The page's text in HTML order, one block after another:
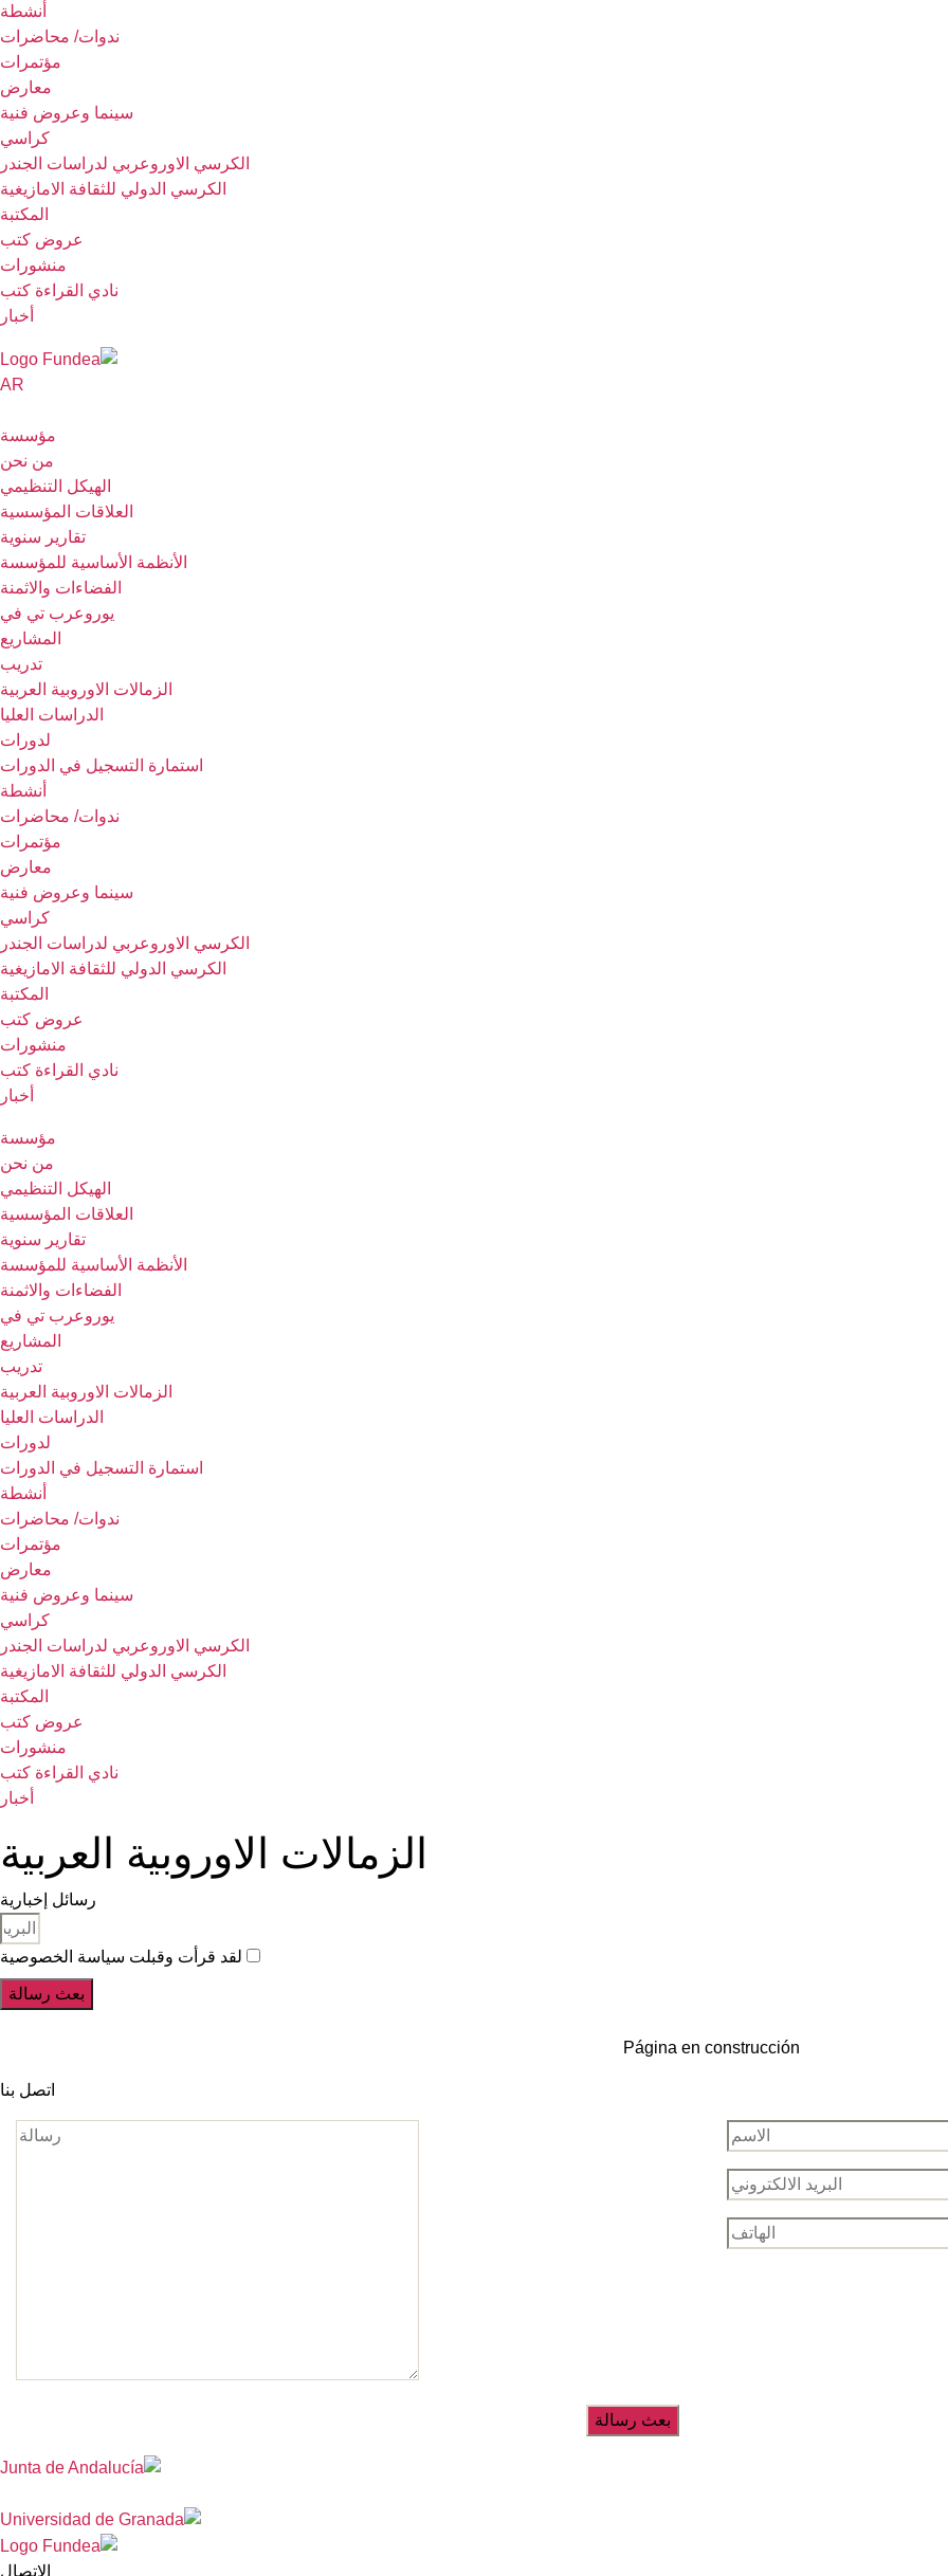
أنشطة
ندوات/ محاضرات
مؤتمرات
معارض
سينما وعروض فنية
كراسي
الكرسي الاوروعربي لدراسات الجندر
الكرسي الدولي للثقافة الامازيغية
المكتبة
عروض كتب
منشورات
نادي القراءة كتب
أخبار
AR
مؤسسة
من نحن
الهيكل التنظيمي
العلاقات المؤسسية
تقارير سنوية
الأنظمة الأساسية للمؤسسة
الفضاءات والاثمنة
يوروعرب تي في
المشاريع
تدريب
الزمالات الاوروبية العربية
الدراسات العليا
لدورات
استمارة التسجيل في الدورات
أنشطة
ندوات/ محاضرات
مؤتمرات
معارض
سينما وعروض فنية
كراسي
الكرسي الاوروعربي لدراسات الجندر
الكرسي الدولي للثقافة الامازيغية
المكتبة
عروض كتب
منشورات
نادي القراءة كتب
أخبار
مؤسسة
من نحن
الهيكل التنظيمي
العلاقات المؤسسية
تقارير سنوية
الأنظمة الأساسية للمؤسسة
الفضاءات والاثمنة
يوروعرب تي في
المشاريع
تدريب
الزمالات الاوروبية العربية
الدراسات العليا
لدورات
استمارة التسجيل في الدورات
أنشطة
ندوات/ محاضرات
مؤتمرات
معارض
سينما وعروض فنية
كراسي
الكرسي الاوروعربي لدراسات الجندر
الكرسي الدولي للثقافة الامازيغية
المكتبة
عروض كتب
منشورات
نادي القراءة كتب
أخبار
الزمالات الاوروبية العربية
رسائل إخبارية
لقد قرأت وقبلت سياسة الخصوصية
بعث رسالة
Página en construcción
اتصل بنا
الاتصال